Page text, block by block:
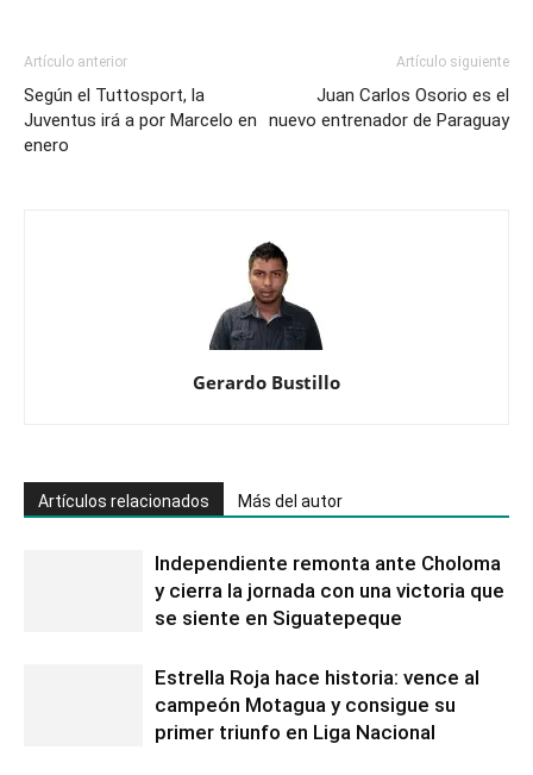
Artículo anterior
Según el Tuttosport, la
Juventus irá a por Marcelo en
enero
Artículo siguiente
Juan Carlos Osorio es el
nuevo entrenador de Paraguay
Gerardo Bustillo
Artículos relacionados Más del autor
Independiente remonta ante Choloma
y cierra la jornada con una victoria que
se siente en Siguatepeque
Estrella Roja hace historia: vence al
campeón Motagua y consigue su
primer triunfo en Liga Nacional